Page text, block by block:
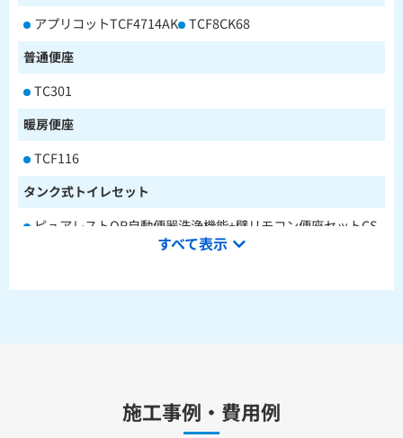
アプリコットTCF4714AK TCF8CK68
普通便座
TC301
暖房便座
TCF116
タンク式トイレセット
ピュアレストQR自動便器洗浄機能+壁リモコン便座セットCS
232BM+SH233BA+TCF4714AK
TKS05321Z TKS05305JA TKS05305ZA
TKS05301J TKS05311J TKS05310J
すべて表示
施工事例・費用例